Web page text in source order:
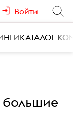
Войти
КАТАЛОГ
большие